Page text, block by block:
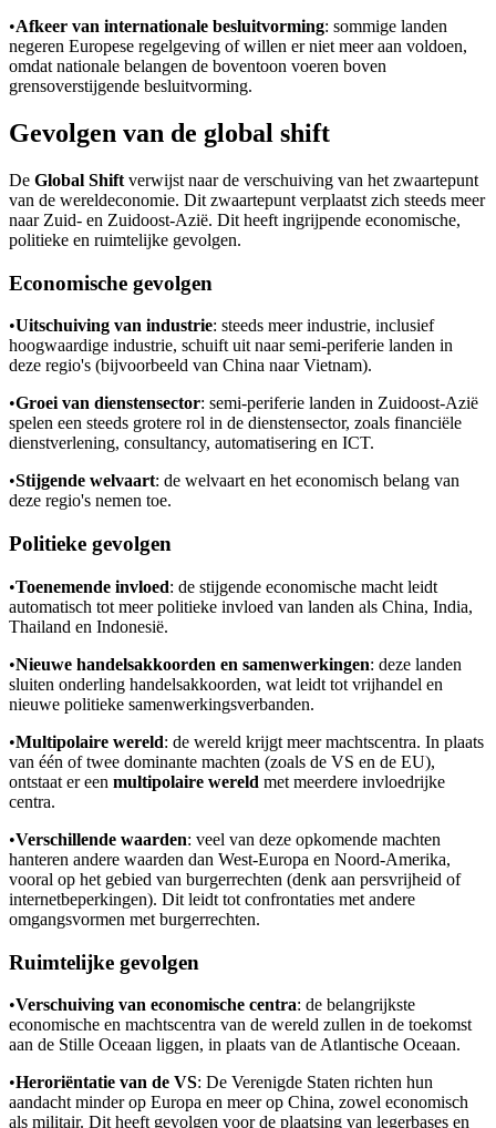
•Afkeer van internationale besluitvorming: sommige landen
negeren Europese regelgeving of willen er niet meer aan voldoen,
omdat nationale belangen de boventoon voeren boven
grensoverstijgende besluitvorming.
Gevolgen van de global shift
De Global Shift verwijst naar de verschuiving van het zwaartepunt
van de wereldeconomie. Dit zwaartepunt verplaatst zich steeds meer
naar Zuid- en Zuidoost-Azië. Dit heeft ingrijpende economische,
politieke en ruimtelijke gevolgen.
Economische gevolgen
•Uitschuiving van industrie: steeds meer industrie, inclusief
hoogwaardige industrie, schuift uit naar semi-periferie landen in
deze regio's (bijvoorbeeld van China naar Vietnam).
•Groei van dienstensector: semi-periferie landen in Zuidoost-Azië
spelen een steeds grotere rol in de dienstensector, zoals financiële
dienstverlening, consultancy, automatisering en ICT.
•Stijgende welvaart: de welvaart en het economisch belang van
deze regio's nemen toe.
Politieke gevolgen
•Toenemende invloed: de stijgende economische macht leidt
automatisch tot meer politieke invloed van landen als China, India,
Thailand en Indonesië.
•Nieuwe handelsakkoorden en samenwerkingen: deze landen
sluiten onderling handelsakkoorden, wat leidt tot vrijhandel en
nieuwe politieke samenwerkingsverbanden.
•Multipolaire wereld: de wereld krijgt meer machtscentra. In plaats
van één of twee dominante machten (zoals de VS en de EU),
ontstaat er een multipolaire wereld met meerdere invloedrijke
centra.
•Verschillende waarden: veel van deze opkomende machten
hanteren andere waarden dan West-Europa en Noord-Amerika,
vooral op het gebied van burgerrechten (denk aan persvrijheid of
internetbeperkingen). Dit leidt tot confrontaties met andere
omgangsvormen met burgerrechten.
Ruimtelijke gevolgen
•Verschuiving van economische centra: de belangrijkste
economische en machtscentra van de wereld zullen in de toekomst
aan de Stille Oceaan liggen, in plaats van de Atlantische Oceaan.
•Heroriëntatie van de VS: De Verenigde Staten richten hun
aandacht minder op Europa en meer op China, zowel economisch
als militair. Dit heeft gevolgen voor de plaatsing van legerbases en